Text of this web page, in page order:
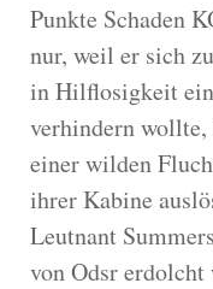
Punkte Schaden
nur, weil er sich
in Hilflosigkeit
verhindern wollte,
einer wilden
ihrer Kabine
Leutnant
von Odsr erdolcht